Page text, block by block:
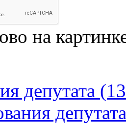
на
депутата
депутата